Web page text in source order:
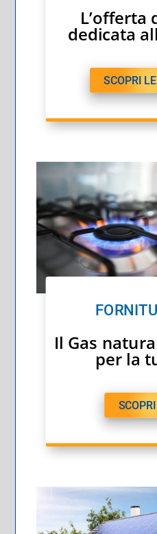
L’offerta
dedicata
SCOPRI
Il Gas
per la